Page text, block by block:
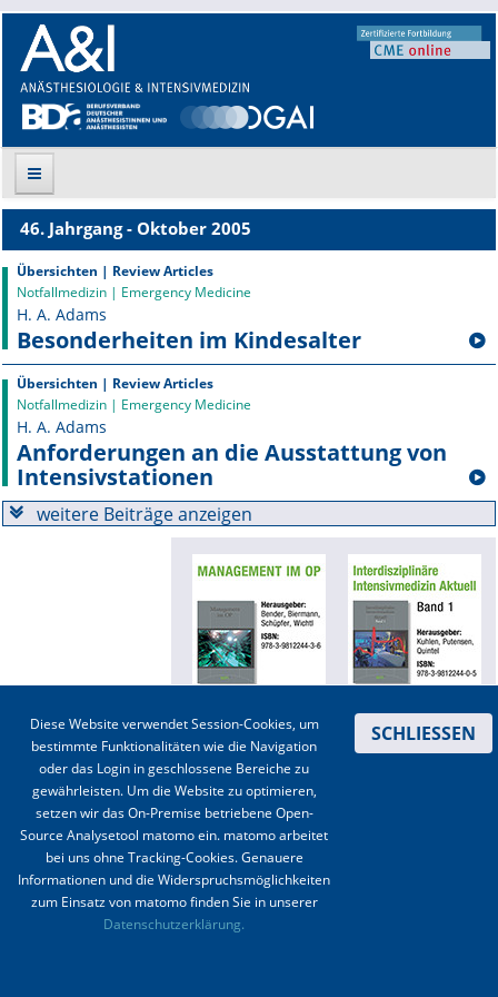
Suche
Aktuelle Ausgabe
Leitlinien
Archiv
Supplements
Supplements OrphanAnesthesia
Autoren-Service
Bestell-Service
Stellenmarkt
Kongresskalender
46. Jahrgang - Oktober 2005
Übersichten | Review Articles
Notfallmedizin | Emergency Medicine
H. A. Adams
Besonderheiten im Kindesalter
Übersichten | Review Articles
Notfallmedizin | Emergency Medicine
H. A. Adams
Anforderungen an die Ausstattung von
Intensivstationen
weitere Beiträge anzeigen
Kontakt | Impressum | Datenschutz | Haftungsausschluss
© 2003-2020 Anästhesiologie & Intensivmedizin, Aktiv Druck und Verlag GmbH ISSN 1439-
0256 (online) ISSN 0170-5334 (Print)
Diese Website verwendet Session-Cookies, um
bestimmte Funktionalitäten wie die Navigation
oder das Login in geschlossene Bereiche zu
gewährleisten. Um die Website zu optimieren,
setzen wir das On-Premise betriebene Open-
Source Analysetool matomo ein. matomo arbeitet
bei uns ohne Tracking-Cookies. Genauere
Informationen und die Widerspruchsmöglichkeiten
zum Einsatz von matomo finden Sie in unserer
Datenschutzerklärung.
SCHLIESSEN